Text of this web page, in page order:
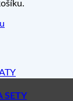
SETY